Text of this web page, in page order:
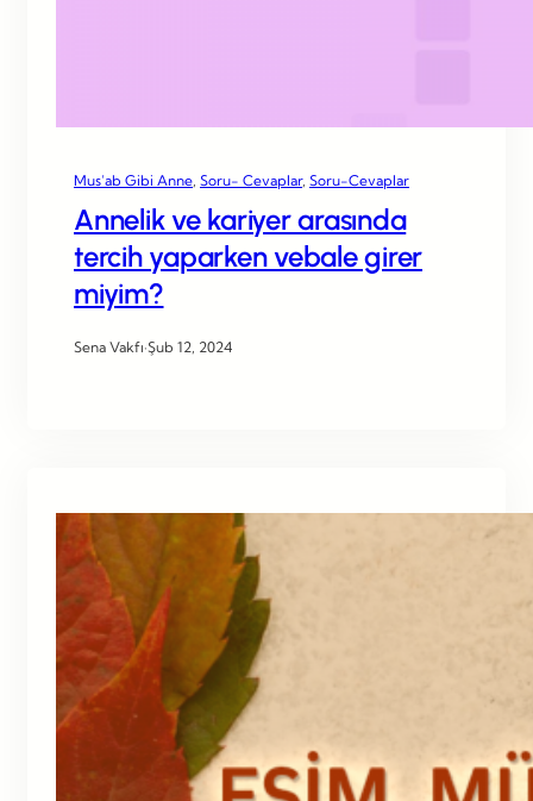
Mus’ab Gibi Anne Soru- Cevaplar, Soru-Cevaplar
Annelik ve kariyer arasında
tercih yaparken vebale girer
miyim?
Sena Vakfı·Şub 12, 2024